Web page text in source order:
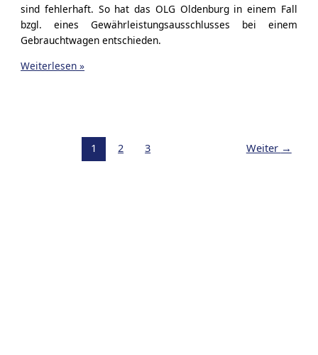
sind fehlerhaft. So hat das OLG Oldenburg in einem Fall
bzgl. eines Gewährleistungsausschlusses bei einem
Gebrauchtwagen entschieden.
Vertragsformulare
Weiterlesen »
1 2 3 Weiter →